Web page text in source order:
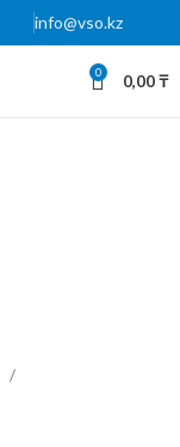
info@vso.kz
0 0,00₸